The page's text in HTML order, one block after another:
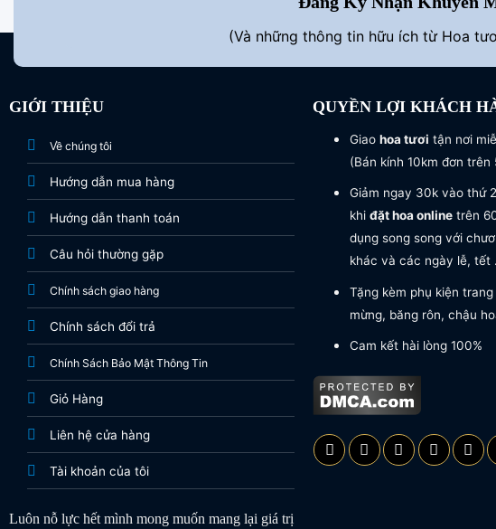
(Và những thông tin hữu ích từ Hoa
GIỚI THIỆU
Về chúng tôi
Hướng dẫn mua hàng
Hướng dẫn thanh toán
Câu hỏi thường gặp
Chính sách giao hàng
Chính sách đổi trả
Chính Sách Bảo Mật Thông Tin
Giỏ Hàng
Liên hệ cửa hàng
Tài khoản của tôi
Luôn nỗ lực hết mình mong muốn mang lại giá trị
QUYỀN LỢI KHÁCH
Giao hoa tươi tận nơi
(Bán kính 10km đơn trên
Giảm ngay 30k vào thứ
khi đặt hoa onlinetrên
dụng song song với
khác và các ngày lễ, tết
Tặng kèm phụ kiện
mừng, băng rôn, chậu
Cam kết hài lòng 100%